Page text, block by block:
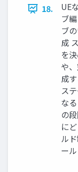
18.
UE
ブ
ブ
成
を
や
成
ス
な
の
に
ル
ー